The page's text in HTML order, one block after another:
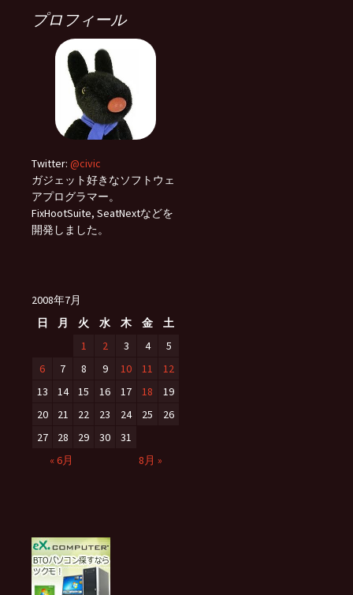
プロフィール
Twitter: @civic
ガジェット好きなソフトウェ
アプログラマー。
FixHootSuite, SeatNextなどを
開発しました。
2008年7月
日
月 火 水 木 金
土
1
2 3 4
5
6
7 8 9 10 11
12
13
14 15 16 17 18
19
20
21 22 23 24 25
26
27
28 29 30
31
« 6月
8月 »